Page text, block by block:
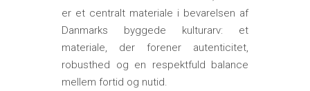
er et centralt materiale i bevarelsen af
Danmarks byggede kulturarv: et
materiale, der forener autenticitet,
robusthed og en respektfuld balance
mellem fortid og nutid.